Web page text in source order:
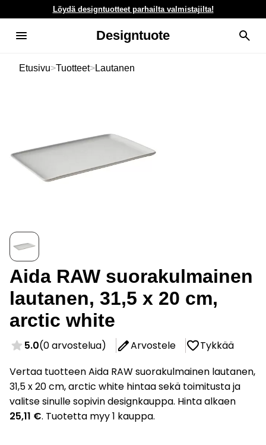
Löydä designtuotteet parhailta valmistajilta!
Designtuote
Etusivu>Tuotteet>Lautanen
Aida RAW suorakulmainen
lautanen, 31,5 x 20 cm,
arctic white
5.0(0 arvostelua) Arvostele
Tykkää
Vertaa tuotteen Aida RAW suorakulmainen lautanen,
31,5 x 20 cm, arctic white hintaa sekä toimitusta ja
valitse sinulle sopivin designkauppa. Hinta alkaen
25,11 €. Tuotetta myy 1 kauppa.